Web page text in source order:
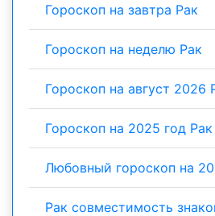
Гороскоп на завтра Рак
Гороскоп на неделю Рак
Гороскоп на август 2026
Гороскоп на 2025 год Рак
Любовный гороскоп на
Рак совместимость